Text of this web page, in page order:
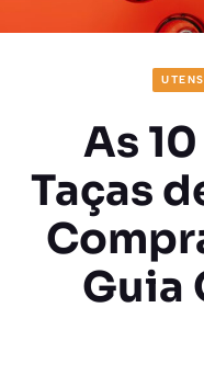
As
Taças
Guia